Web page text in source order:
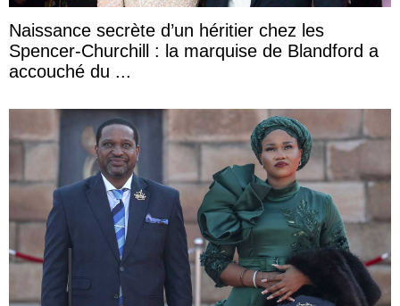
Naissance secrète d’un héritier chez les
Spencer-Churchill : la marquise de Blandford a
accouché du ...